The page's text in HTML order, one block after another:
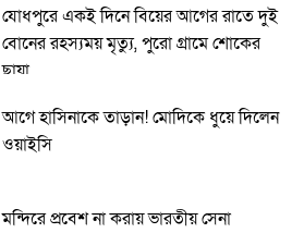
যোধপুরে একই দিনে বিয়ের আগের রাতে দুই
বোনের রহস্যময় মৃত্যু, পুরো গ্রামে শোকের
ছায়া
আগে হাসিনাকে তাড়ান! মোদিকে ধুয়ে দিলেন
ওয়াইসি
মন্দিরে প্রবেশ না করায় ভারতীয় সেনা